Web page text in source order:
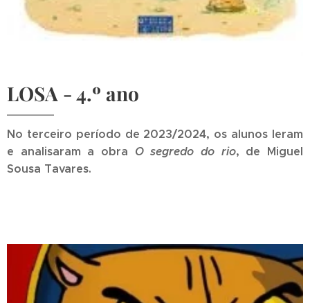
LOSA - 4.º ano
No terceiro período de 2023/2024, os alunos leram
e analisaram a obra O segredo do rio, de Miguel
Sousa Tavares.